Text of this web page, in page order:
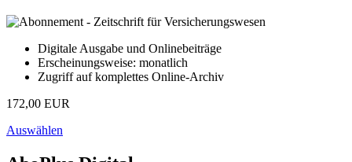
Digitale Ausgabe und Onlinebeiträge
Erscheinungsweise: monatlich
Zugriff auf komplettes Online-Archiv
172,00 EUR
Auswählen